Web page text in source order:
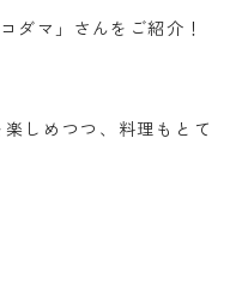
ダマ」さんをご紹介！
しめつつ、料理もとて